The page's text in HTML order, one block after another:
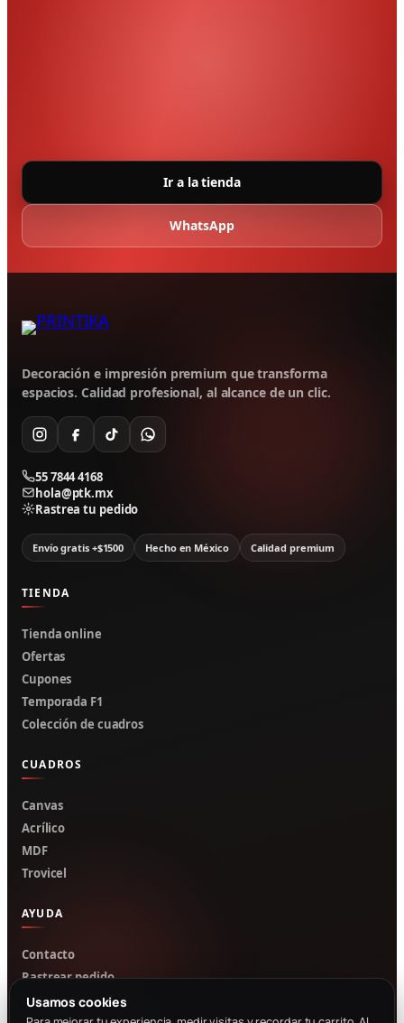
Usamos cookies
Ir a la tienda
WhatsApp
Decoración e impresión premium que transforma
espacios. Calidad profesional, al alcance de un clic.
55 7844 4168
hola@ptk.mx
Rastrea tu pedido
Envío gratis +$1500 Hecho en México Calidad premium
TIENDA
Tienda online
Ofertas
Cupones
Temporada F1
Colección de cuadros
CUADROS
Canvas
Acrílico
MDF
Trovicel
AYUDA
Contacto
Rastrear pedido
Mi cuenta